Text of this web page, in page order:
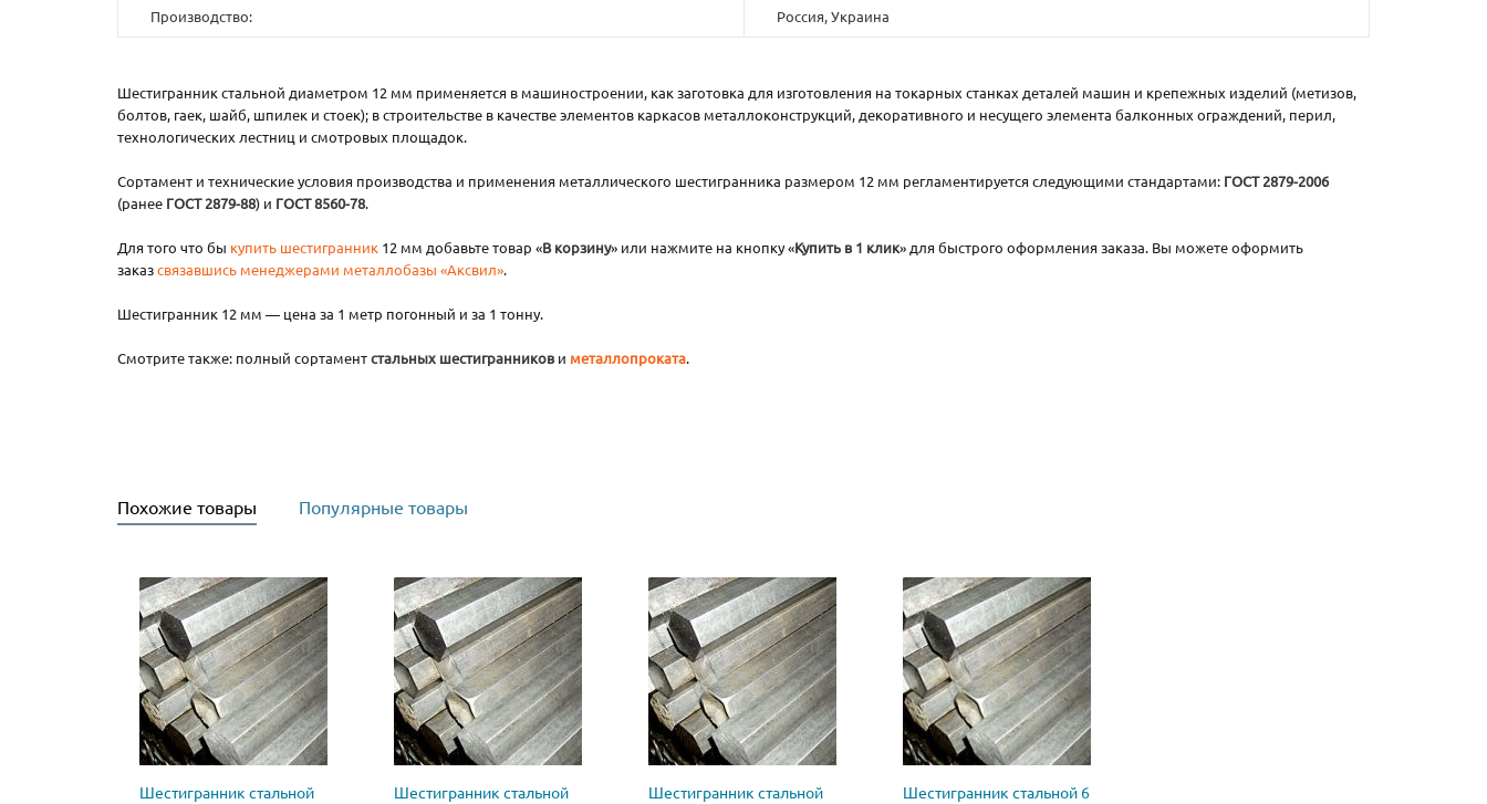
Производство: Россия, Украина
Шестигранник стальной диаметром 12 мм применяется в машиностроении, как заготовка для изготовления на токарных станках деталей машин и крепежных изделий (метизов,
болтов, гаек, шайб, шпилек и стоек); в строительстве в качестве элементов каркасов металлоконструкций, декоративного и несущего элемента балконных ограждений, перил,
технологических лестниц и смотровых площадок.
Сортамент и технические условия производства и применения металлического шестигранника размером 12 мм регламентируется следующими стандартами: ГОСТ 2879-2006
(ранее ГОСТ 2879-88) и ГОСТ 8560-78.
Для того что бы купить шестигранник 12 мм добавьте товар «В корзину» или нажмите на кнопку «Купить в 1 клик» для быстрого оформления заказа. Вы можете оформить
заказсвязавшись менеджерами металлобазы «Аксвил».
Шестигранник 12 мм — цена за 1 метр погонный и за 1 тонну.
Смотрите также: полный сортаментстальных шестигранников и металлопроката.
Похожие товары Популярные товары
Шестигранник стальной
Шестигранник стальной
Шестигранник стальной
Шестигранник стальной 6